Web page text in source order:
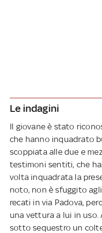
Le indagini
Il giovane è stato
che hanno inquadrato
scoppiata alle due e
testimoni sentiti, che
volta inquadrata la
noto, non è sfuggito
recati in via Padova,
una vettura a lui in
sotto sequestro un